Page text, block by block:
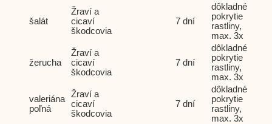
šalát
Žraví a
cicaví
škodcovia
7 dní
dôkladné
pokrytie
rastliny,
max. 3x
žerucha
Žraví a
cicaví
škodcovia
7 dní
dôkladné
pokrytie
rastliny,
max. 3x
valeriána
poľná
Žraví a
cicaví
škodcovia
7 dní
dôkladné
pokrytie
rastliny,
max. 3x